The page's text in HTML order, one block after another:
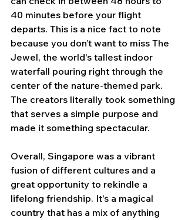
40 minutes before your flight
departs. This is a nice fact to note
because you don’t want to miss The
Jewel, the world's tallest indoor
waterfall pouring right through the
center of the nature-themed park.
The creators literally took something
that serves a simple purpose and
made it something spectacular.
Overall, Singapore was a vibrant
fusion of different cultures and a
great opportunity to rekindle a
lifelong friendship. It's a magical
country that has a mix of anything